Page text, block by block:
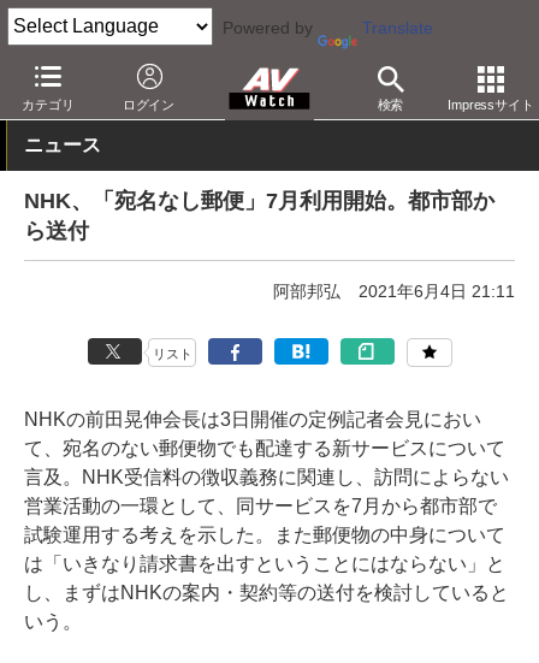
Powered by Translate
カテゴリ ログイン 検索 Impressサイト
AV Watch 動向 業界動向 経営/IR
ニュース
NHK、「宛名なし郵便」7月利用開始。都市部か
ら送付
阿部邦弘 2021年6月4日 21:11
リスト
NHKの前田晃伸会長は3日開催の定例記者会見におい
て、宛名のない郵便物でも配達する新サービスについて
言及。NHK受信料の徴収義務に関連し、訪問によらない
営業活動の一環として、同サービスを7月から都市部で
試験運用する考えを示した。また郵便物の中身について
は「いきなり請求書を出すということにはならない」と
し、まずはNHKの案内・契約等の送付を検討していると
いう。